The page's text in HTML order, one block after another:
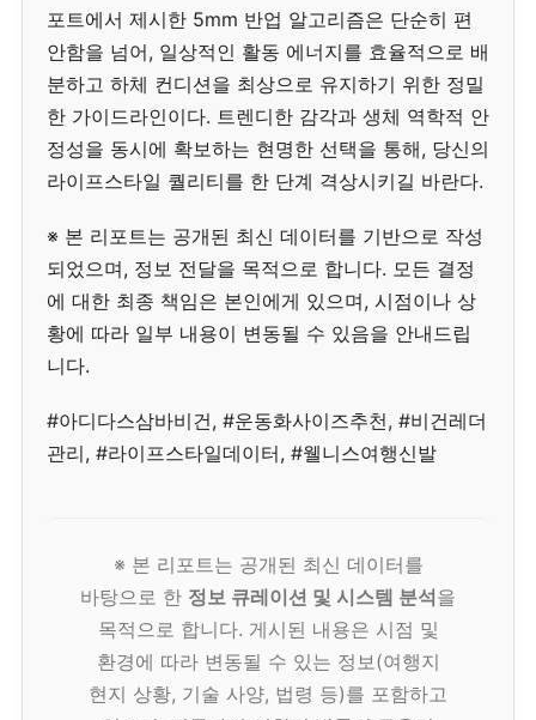
포트에서 제시한 5mm 반업 알고리즘은 단순히 편
안함을 넘어, 일상적인 활동 에너지를 효율적으로 배
분하고 하체 컨디션을 최상으로 유지하기 위한 정밀
한 가이드라인이다. 트렌디한 감각과 생체 역학적 안
정성을 동시에 확보하는 현명한 선택을 통해, 당신의
라이프스타일 퀄리티를 한 단계 격상시키길 바란다.
※ 본 리포트는 공개된 최신 데이터를 기반으로 작성
되었으며, 정보 전달을 목적으로 합니다. 모든 결정
에 대한 최종 책임은 본인에게 있으며, 시점이나 상
황에 따라 일부 내용이 변동될 수 있음을 안내드립
니다.
#아디다스삼바비건, #운동화사이즈추천, #비건레더
관리, #라이프스타일데이터, #웰니스여행신발
※ 본 리포트는 공개된 최신 데이터를
바탕으로 한 정보 큐레이션 및 시스템 분석을
목적으로 합니다. 게시된 내용은 시점 및
환경에 따라 변동될 수 있는 정보(여행지
현지 상황, 기술 사양, 법령 등)를 포함하고